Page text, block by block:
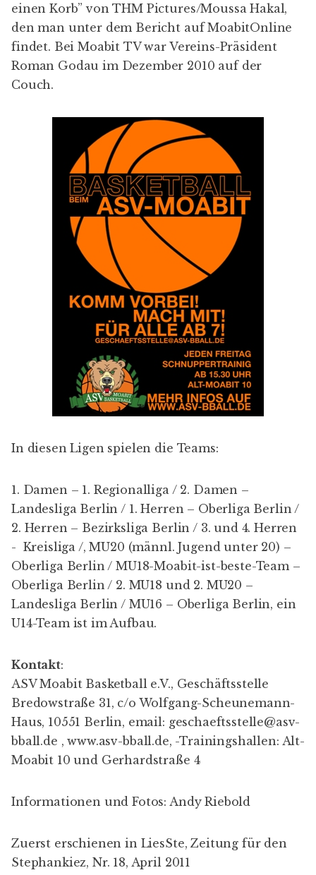
einen Korb” von THM Pictures/Moussa Hakal,
den man unter dem Bericht aufMoabitOnline
findet. BeiMoabit TVwar Vereins-Präsident
Roman Godau im Dezember 2010 auf der
Couch.
In diesen Ligen spielen die Teams:
1. Damen – 1. Regionalliga / 2. Damen –
Landesliga Berlin / 1. Herren – Oberliga Berlin /
2. Herren – Bezirksliga Berlin / 3. und 4. Herren
- Kreisliga /, MU20 (männl. Jugend unter 20) –
Oberliga Berlin / MU18-Moabit-ist-beste-Team –
Oberliga Berlin / 2. MU18 und 2. MU20 –
Landesliga Berlin / MU16 – Oberliga Berlin, ein
U14-Team ist im Aufbau.
Kontakt:
ASV Moabit Basketball e.V., Geschäftsstelle
Bredowstraße 31, c/o Wolfgang-Scheunemann-
Haus, 10551 Berlin, email: geschaeftsstelle@asv-
bball.de ,www.asv-bball.de, -Trainingshallen: Alt-
Moabit 10 und Gerhardstraße 4
Informationen und Fotos: Andy Riebold
Zuerst erschienen in LiesSte, Zeitung für den
Stephankiez, Nr. 18, April 2011